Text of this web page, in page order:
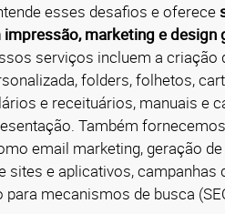
esses desafios e oferece
marketing e design
serviços incluem a criação
folders, folhetos,
e receituários, manuais e
Também
email marketing, geração
sites e aplicativos, campanhas
para mecanismos de busca